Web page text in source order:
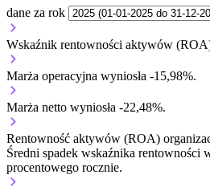
dane za rok
Wskaźnik rentowności aktywów
Marża operacyjna wyniosła -15,98%.
Marża netto wyniosła -22,48%.
Rentowność aktywów (ROA)
Średni spadek wskaźnika rentowności
procentowego rocznie.